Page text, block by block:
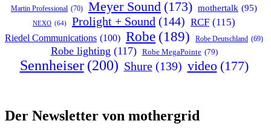
Martin Professional (70) Meyer Sound (173) mothertalk (95)
NEXO (64) Prolight + Sound (144) RCF (115)
Riedel Communications (100) Robe (189) Robe Deutschland (69)
Robe lighting (117) Robe MegaPointe (79)
Sennheiser (200) Shure (139) video (177)
Der Newsletter von mothergrid